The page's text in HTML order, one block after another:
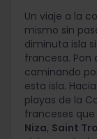
Un viaje a la
mismo sin
diminuta isla
francesa. Pon
caminando
esta isla.
playas de la
franceses
Niza, Saint